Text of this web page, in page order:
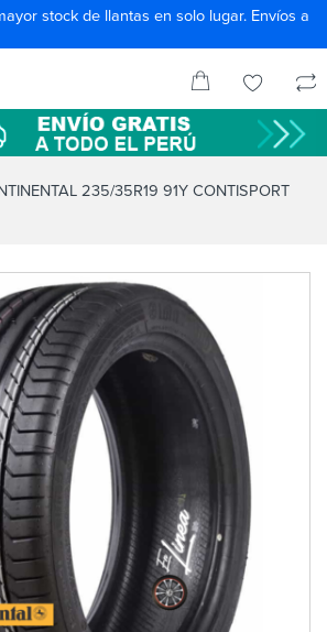
stock de llantas en solo lugar. Envíos a
235/35R19 91Y CONTISPORT